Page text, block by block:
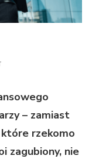
FINANSOWE
TYLKO
ZOBACZ,
JAK
– zamiast
rzekomo
zagubiony, nie